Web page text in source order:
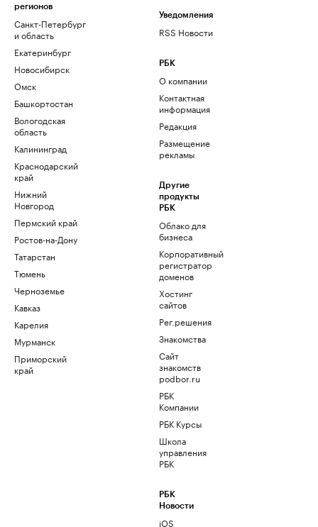
регионов
Санкт-Петербург
и область
Екатеринбург
Новосибирск
Омск
Башкортостан
Вологодская
область
Калининград
Краснодарский
край
Нижний
Новгород
Пермский край
Ростов-на-Дону
Татарстан
Тюмень
Черноземье
Кавказ
Карелия
Мурманск
Приморский
край
Уведомления
RSS Новости
РБК
О компании
Контактная
информация
Редакция
Размещение
рекламы
Другие
продукты
РБК
Облако для
бизнеса
Корпоративный
регистратор
доменов
Хостинг
сайтов
Рег.решения
Знакомства
Сайт
знакомств
podbor.ru
РБК
Компании
РБК Курсы
Школа
управления
РБК
РБК
Новости
iOS